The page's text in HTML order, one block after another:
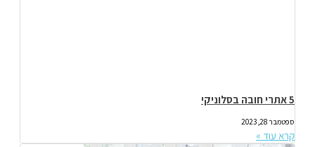
5 אתרי חובה בסלוניקי
ספטמבר 28, 2023
קרא עוד »